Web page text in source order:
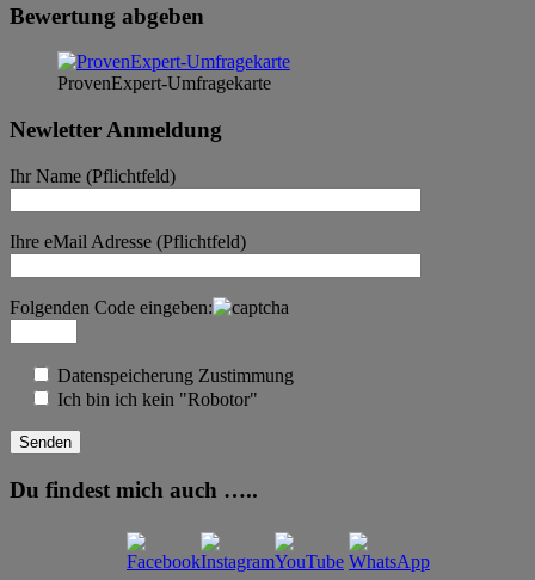
Bewertung abgeben
ProvenExpert-Umfragekarte
Newletter Anmeldung
Ihr Name (Pflichtfeld)
Ihre eMail Adresse (Pflichtfeld)
Folgenden Code eingeben:
Datenspeicherung Zustimmung
Ich bin ich kein "Robotor"
Du findest mich auch …..